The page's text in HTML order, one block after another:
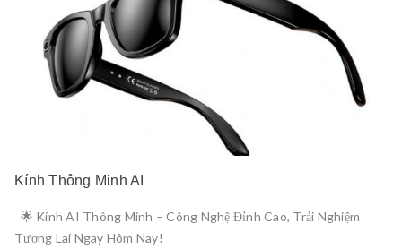
Kính Thông Minh AI
🌟 Kính AI Thông Minh – Công Nghệ Đỉnh Cao, Trải Nghiệm
Tương Lai Ngay Hôm Nay!